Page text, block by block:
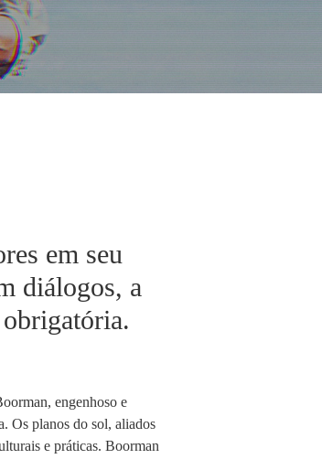
em seu
diálogos, a
engenhoso e
Os planos do sol, aliados
e práticas. Boorman